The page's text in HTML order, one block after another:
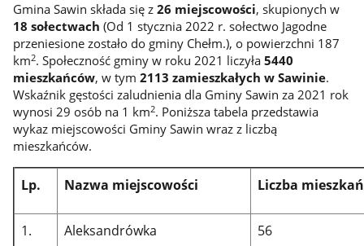
Gmina Sawin składa się z 26 miejscowości, skupionych w
18 sołectwach (Od 1 stycznia 2022 r. sołectwo Jagodne
przeniesione zostało do gminy Chełm.), o powierzchni 187
km2. Społeczność gminy w roku 2021 liczyła 5440
mieszkańców, w tym 2113 zamieszkałych w Sawinie.
Wskaźnik gęstości zaludnienia dla Gminy Sawin za 2021 rok
wynosi 29 osób na 1 km2. Poniższa tabela przedstawia
wykaz miejscowości Gminy Sawin wraz z liczbą
mieszkańców.
Lp. Nazwa miejscowości Liczba
1. Aleksandrówka 56